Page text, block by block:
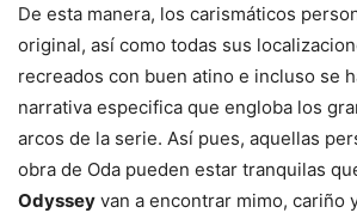
De esta manera, los carismáticos
original, así como todas sus
recreados con buen atino e incluso se
narrativa especifica que engloba los
arcos de la serie. Así pues, aquellas
obra de Oda pueden estar tranquilas
Odyssey van a encontrar mimo, cariño